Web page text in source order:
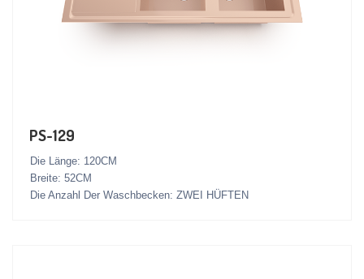
PS-129
Die Länge: 120CM
Breite: 52CM
Die Anzahl Der Waschbecken: ZWEI HÜFTEN